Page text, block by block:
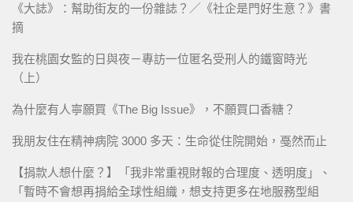
《大誌》：幫助街友的一份雜誌？／《社企是門好生意？》書
摘
我在桃園女監的日與夜－專訪一位匿名受刑人的鐵窗時光
（上）
為什麼有人寧願買《The Big Issue》，不願買口香糖？
我朋友住在精神病院 3000 多天：生命從住院開始，戞然而止
【捐款人想什麼？】「我非常重視財報的合理度、透明度」、
「暫時不會想再捐給全球性組織，想支持更多在地服務型組